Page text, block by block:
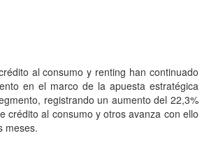
al consumo y renting han continuado
en el marco de la apuesta estratégica
registrando un aumento del 22,3%
crédito al consumo y otros avanza con ello
meses.